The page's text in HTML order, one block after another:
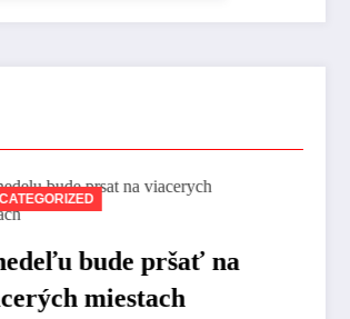
UNCATEGORIZED
Pozor na prízemné
mrazy: Noc prinesie